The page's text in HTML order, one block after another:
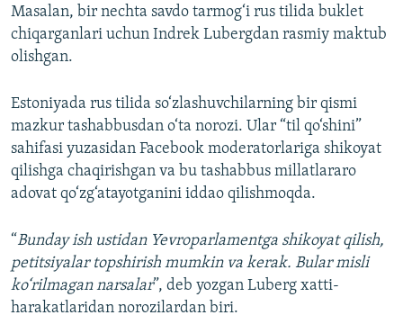
Masalan, bir nechta savdo tarmog‘i rus tilida buklet
chiqarganlari uchun Indrek Lubergdan rasmiy maktub
olishgan.
Estoniyada rus tilida so‘zlashuvchilarning bir qismi
mazkur tashabbusdan o‘ta norozi. Ular “til qo‘shini”
sahifasi yuzasidan Facebook moderatorlariga shikoyat
qilishga chaqirishgan va bu tashabbus millatlararo
adovat qo‘zg‘atayotganini iddao qilishmoqda.
“Bunday ish ustidan Yevroparlamentga shikoyat qilish,
petitsiyalar topshirish mumkin va kerak. Bular misli
ko‘rilmagan narsalar”, deb yozgan Luberg xatti-
harakatlaridan norozilardan biri.